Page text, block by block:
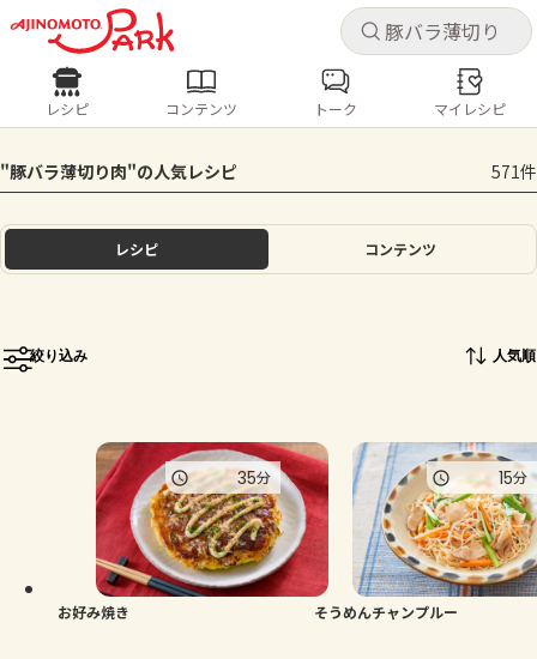
キャ
ログインするとレシピを保存できます
ログイン
ホーム
トーク
よくあるお問い合わせ
お買い物
キャ
レシピ コンテンツ
人気の食材・レシピ
きゅうり なす トマト とうもろこし
ピーマン
レシピ コンテンツ トーク マイレシピ
"豚バラ薄切り肉"の人気レシピ 571件
レシピ コンテンツ
絞り込み 人気順
お好み焼き
35分
そうめんチャンプルー
15分